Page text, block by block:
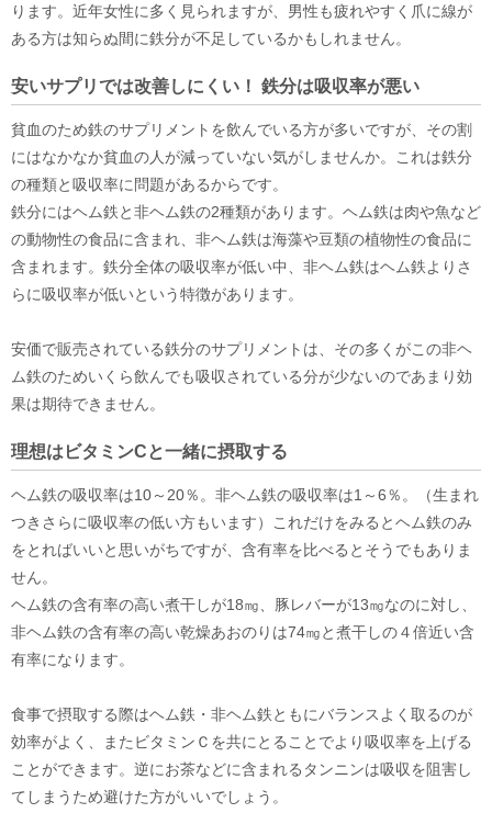
ります。近年女性に多く見られますが、男性も疲れやすく爪に線が
ある方は知らぬ間に鉄分が不足しているかもしれません。
安いサプリでは改善しにくい！ 鉄分は吸収率が悪い
貧血のため鉄のサプリメントを飲んでいる方が多いですが、その割
にはなかなか貧血の人が減っていない気がしませんか。これは鉄分
の種類と吸収率に問題があるからです。
鉄分にはヘム鉄と非ヘム鉄の2種類があります。ヘム鉄は肉や魚など
の動物性の食品に含まれ、非ヘム鉄は海藻や豆類の植物性の食品に
含まれます。鉄分全体の吸収率が低い中、非ヘム鉄はヘム鉄よりさ
らに吸収率が低いという特徴があります。
安価で販売されている鉄分のサプリメントは、その多くがこの非ヘ
ム鉄のためいくら飲んでも吸収されている分が少ないのであまり効
果は期待できません。
理想はビタミンCと一緒に摂取する
ヘム鉄の吸収率は10～20％。非ヘム鉄の吸収率は1～6％。（生まれ
つきさらに吸収率の低い方もいます）これだけをみるとヘム鉄のみ
をとればいいと思いがちですが、含有率を比べるとそうでもありま
せん。
ヘム鉄の含有率の高い煮干しが18㎎、豚レバーが13㎎なのに対し、
非ヘム鉄の含有率の高い乾燥あおのりは74㎎と煮干しの４倍近い含
有率になります。
食事で摂取する際はヘム鉄・非ヘム鉄ともにバランスよく取るのが
効率がよく、またビタミンＣを共にとることでより吸収率を上げる
ことができます。逆にお茶などに含まれるタンニンは吸収を阻害し
てしまうため避けた方がいいでしょう。